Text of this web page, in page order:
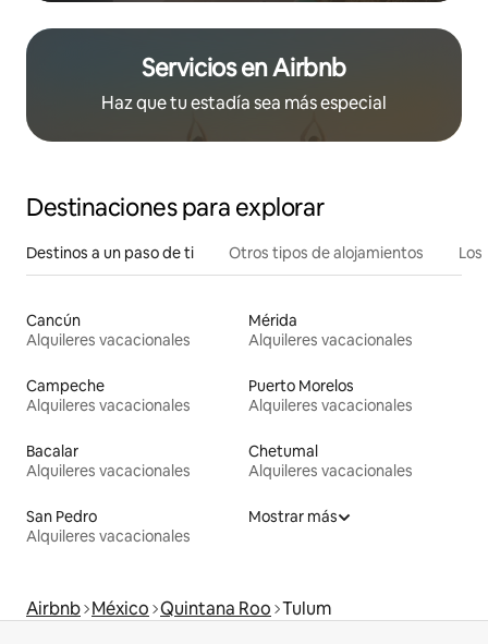
Servicios en Airbnb
Haz que tu estadía sea más especial
Destinaciones para explorar
Destinos a un paso de ti Otros tipos de alojamientos
Cancún
Alquileres vacacionales
Mérida
Alquileres vacacionales
Campeche
Alquileres vacacionales
Puerto Morelos
Alquileres vacacionales
Bacalar
Alquileres vacacionales
Chetumal
Alquileres vacacionales
San Pedro
Alquileres vacacionales
Mostrar más
Airbnb México Quintana Roo Tulum